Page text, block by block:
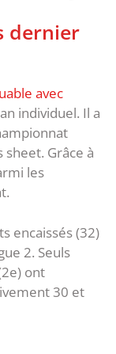
dernier
avec
individuel. Il a
Grâce à
les
encaissés (32)
2. Seuls
ont
30 et